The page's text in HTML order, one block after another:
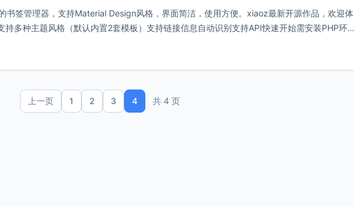
书签管理器，支持Material Design风格，界面简洁，使用方便。xiaoz最新开源作品，欢迎体
多种主题风格（默认内置2套模板）支持链接信息自动识别支持API快速开始需安装PHP环
上一页 1 2 3 4 共 4 页